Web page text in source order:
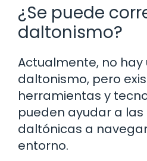
¿Se puede
daltonismo?
Actualmente, no
daltonismo, pero
herramientas y
pueden ayudar a
daltónicas a
entorno.